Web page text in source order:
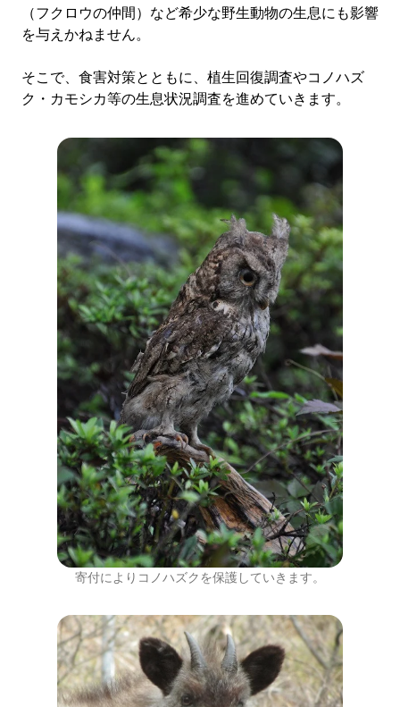
（フクロウの仲間）など希少な野生動物の生息にも影響
を与えかねません。
そこで、食害対策とともに、植生回復調査やコノハズ
ク・カモシカ等の生息状況調査を進めていきます。
寄付によりコノハズクを保護していきます。